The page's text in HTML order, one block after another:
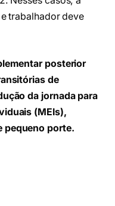
trabalhador deve
posterior
de
da jornada para
(MEIs),
pequeno porte.